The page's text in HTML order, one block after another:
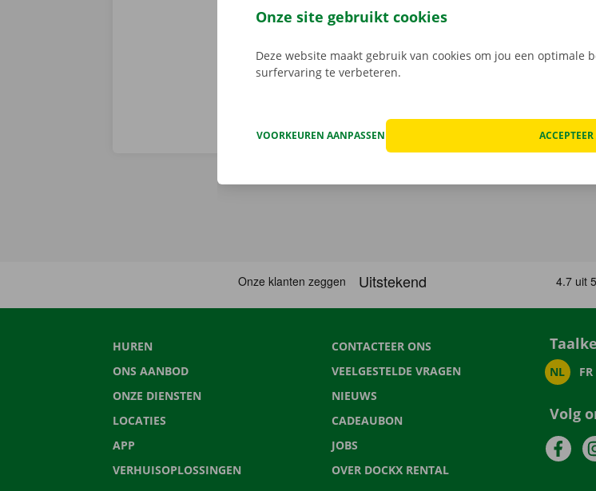
vertoont. In dat geval staat er 24/7 assistentie en
Europa. Zo vertrek je zorgeloos op pad met je
HUREN
ONS AANBOD
ONZE DIENSTEN
LOCATIES
APP
VERHUISOPLOSSINGEN
CONTACTEER ONS
VEELGESTELDE VRAGEN
NIEUWS
CADEAUBON
JOBS
OVER DOCKX RENTAL
NL FR
Volg
Onze site gebruikt cookies
Deze website maakt gebruik van cookies om jou een optimale
surfervaring te verbeteren.
VOORKEUREN AANPASSEN